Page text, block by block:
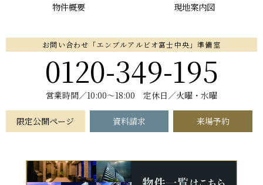
物件概要
現地案内図
お問い合わせ「エンブルアルビオ富士中央」準備室
0120-349-195
営業時間／10:00～18:00 定休日／火曜・水曜
限定公開ページ 資料請求 来場予約